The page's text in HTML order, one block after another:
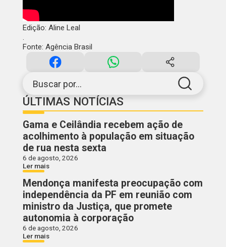
Buscar por...
ÚLTIMAS NOTÍCIAS
Gama e Ceilândia recebem ação de
acolhimento à população em situação
de rua nesta sexta
6 de agosto, 2026
Ler mais
Mendonça manifesta preocupação com
independência da PF em reunião com
ministro da Justiça, que promete
autonomia à corporação
6 de agosto, 2026
Ler mais
Edição: Aline Leal
.
Fonte: Agência Brasil